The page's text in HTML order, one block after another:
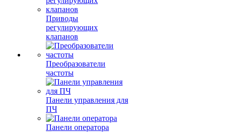
Приводы
регулирующих
клапанов
Преобразователи
частоты
Панели управления для
ПЧ
Панели оператора